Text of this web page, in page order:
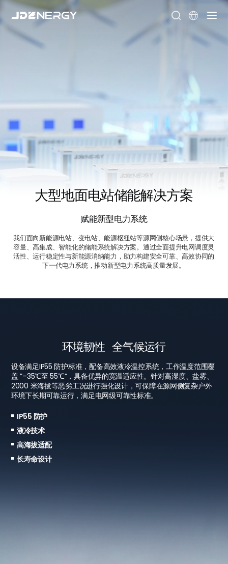
 
大型地面电站储能解决方案
赋能新型电力系统
我们面向新能源电站、变电站、能源枢纽站等源网侧核心场景，提供大
容量、高集成、智能化的储能系统解决方案。通过全面提升电网调度灵
活性、运行稳定性与新能源消纳能力，助力构建安全可靠、高效协同的
下一代电力系统，推动新型电力系统高质量发展。
主动电网支撑 高可靠性
系统可适配弱电网稳定运行，具备完善的高低电压穿越能力，同时
支持AGC/AVC 智能调度与一、二次调频功能，全面满足电网侧严
苛运行与辅助服务要求。搭载 eStation 智能集成单元，实现簇级
精细化管理，有效提升系统运行灵活性、可用容量利用率与调度指
一/二次调频
AGC/AVC 调度
高/低压穿越
极致安全 多层防护
系统构建多层级纵深安全架构，集成Pack 级消防灭火、簇级气溶
胶 / 水消防接口与分区柜体物理隔离设计，实现多维度风险阻隔。
搭载AI 智能健康监测与3S 协同控制技术，构建覆盖电芯、模组、
簇到系统级的全生命周期主动安全防护体系。
Pack级消防
物理分区隔离
AI 管理
UL/IEC 认证
高度集成 快速部署
采用高度集成化一体化设计，大幅简化现场施工流程与电气接线工
作量，支持标准化运输与现场快速部署，显著缩短项目建设周期。
系统具备百 kWh 级到 GWh 级的全场景模块化扩展能力，可实现
“搭积木” 式灵活扩容，轻松匹配不同规模电站与未来容量升级需
一体化设计
集成的逆变升压
模块化并联
高效经济 收益多样
系统交流侧转换效率≥90%，并支持100% DOD 深度放电，充分释
放电池容量潜力。通过组串式架构 + 簇级精细化管理，有效降低
“木桶效应” 对系统性能的影响，显著提升全生命周期累计放电量与
能量利用率，同时大幅增强与电网及各类新能源电站的适配兼容
系统效率 ≥90%
100% DOD
组串/簇级管理
智慧运维 智能电芯
BCS 系统实现电芯级无死角全覆盖监测，精准掌握每节电芯状态。
模块化架构可有效隔离故障范围，并支持关键部件在线热插拔更
换，不影响系统整体运行。搭载智能云平台，实现主动预警、策略
智能优化与远程运维，全面保障储能电站长期稳定、低成本高效运
电芯级监测
模块化设计
远程控制
环境韧性 全气候运行
设备满足IP55 防护标准，配备高效液冷温控系统，工作温度范围覆
盖 ”–35℃至 55℃“，具备优异的宽温适应性。针对高湿度、盐雾、
2000 米海拔等恶劣工况进行强化设计，可保障在源网侧复杂户外
环境下长期可靠运行，满足电网级可靠性标准。
IP55 防护
液冷技术
高海拔适配
长寿命设计